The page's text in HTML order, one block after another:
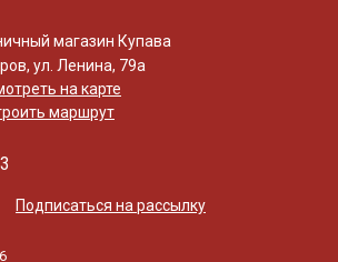
магазин Купава
ул. Ленина, 79а
на карте
маршрут
Подписаться на рассылку